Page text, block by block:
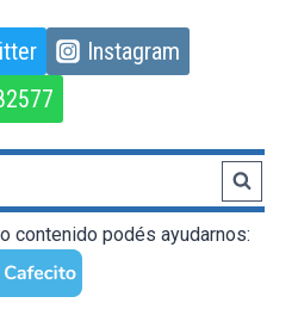
Instagram
contenido podés ayudarnos: